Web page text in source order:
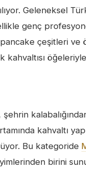
Geleneksel
genç
çeşitleri ve
kahvaltı
Bu kategoride
birini